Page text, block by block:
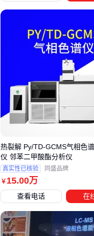
的互补使用
补充，可覆
预算有限的
80%的常规
四、容易被
确性？
校准体系 ：
气源质量：
能引入背景
色谱柱匹配度
自动化辅助
致的保留时
￥ 15.00万
热裂解 Py/TD-GCMS气相色
仪 邻苯二甲酸酯分析仪
真实性已核验 同盛品牌
查看电话 在